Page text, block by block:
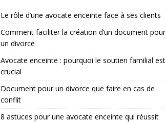
Le rôle d’une avocate enceinte face à ses clients
Comment faciliter la création d’un document pour
un divorce
Avocate enceinte : pourquoi le soutien familial est
crucial
Document pour un divorce que faire en cas de
conflit
8 astuces pour une avocate enceinte qui réussit